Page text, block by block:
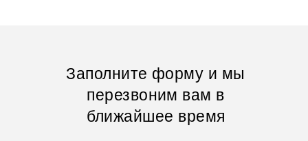
Заполните форму и мы
перезвоним вам в
ближайшее время